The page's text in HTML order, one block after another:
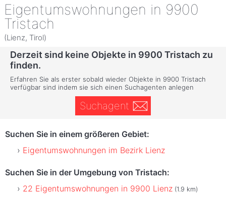
Eigentumswohnungen in 9900
Tristach
(Lienz, Tirol)
Derzeit sind keine Objekte in 9900 Tristach zu
finden.
Erfahren Sie als erster sobald wieder Objekte in 9900 Tristach
verfügbar sind indem sie sich einen Suchagenten anlegen
Suchagent
Suchen Sie in einem größeren Gebiet:
Eigentumswohnungen im Bezirk Lienz
Suchen Sie in der Umgebung von Tristach:
22 Eigentumswohnungen in 9900 Lienz (1.9 km)